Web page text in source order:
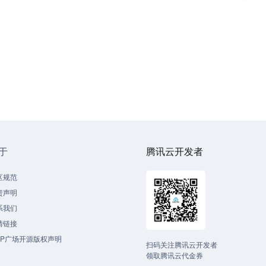
规范
声明
我们
链接
广场开源版权声明
腾讯云开发者
扫码关注腾讯云开发者
领取腾讯云代金券